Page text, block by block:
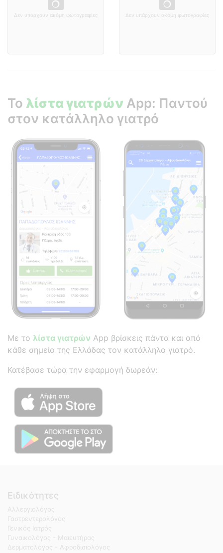
Δεν υπάρχουν ακόμη φωτογραφίες Δεν υπάρχουν ακόμη φωτογραφίες
Το λίστα γιατρών App: Παντού
στον κατάλληλο γιατρό
Με το λίστα γιατρών App βρίσκεις πάντα και από
κάθε σημείο της Ελλάδας τον κατάλληλο γιατρό.
Κατέβασε τώρα την εφαρμογή δωρεάν:
Ειδικότητες
Αλλεργιολόγος
Γαστρεντερολόγος
Γενικός Ιατρός
Γυναικολόγος - Μαιευτήρας
Δερματολόγος - Αφροδισιολόγος